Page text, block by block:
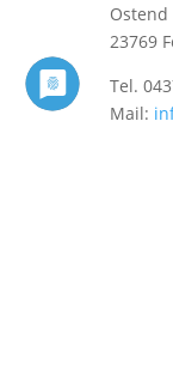
Ostend
23769
Tel.
Mail: